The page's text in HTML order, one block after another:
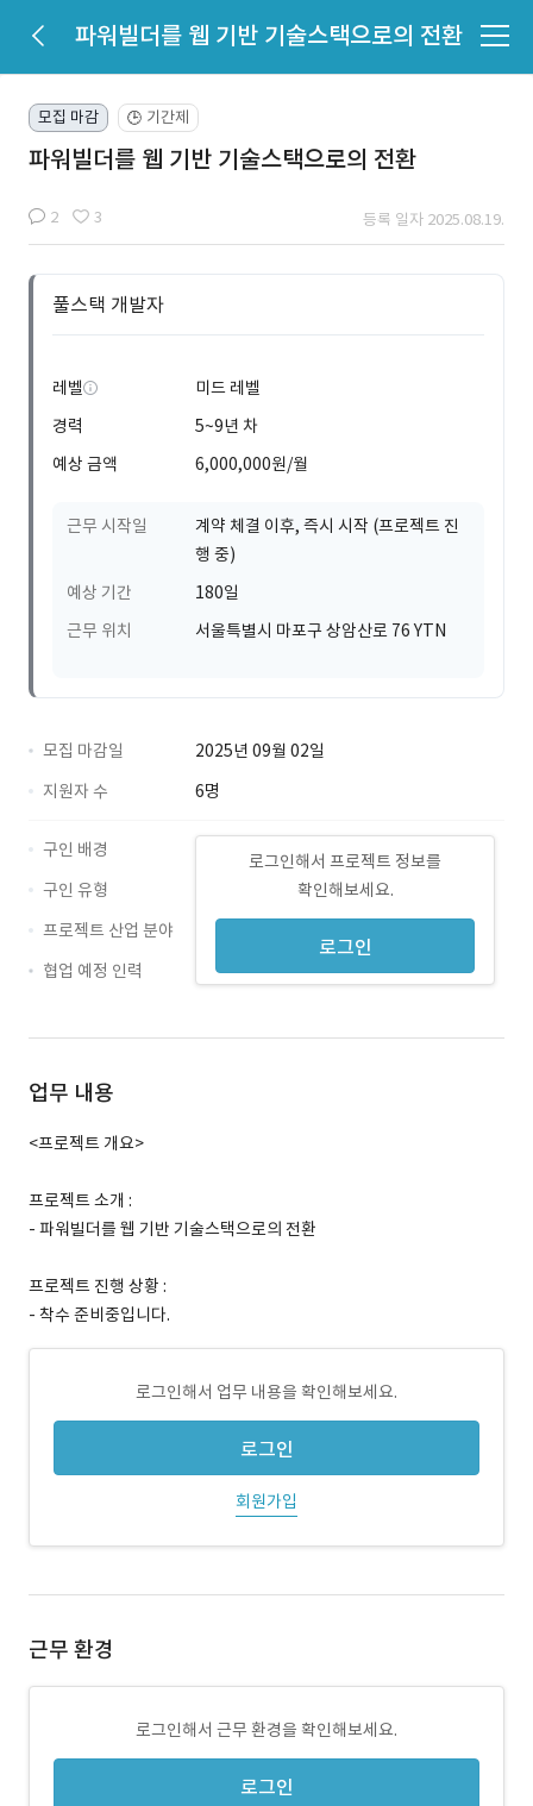
파워빌더를 웹 기반 기술스택으로의 전환
모집 마감 🕒 기간제
파워빌더를 웹 기반 기술스택으로의 전환
2 3 등록 일자 2025.08.19.
풀스택 개발자
레벨
미드 레벨
경력
5~9년 차
예상 금액
6,000,000원/월
근무 시작일
계약 체결 이후, 즉시 시작 (프로젝트 진
행 중)
예상 기간
180일
근무 위치
서울특별시 마포구 상암산로 76 YTN
모집 마감일
2025년 09월 02일
지원자 수
6명
로그인해서 프로젝트 정보를
확인해보세요.
로그인
구인 배경
구인 유형
프로젝트 산업 분야
협업 예정 인력
업무 내용
<프로젝트 개요>
프로젝트 소개 :
- 파워빌더를 웹 기반 기술스택으로의 전환
프로젝트 진행 상황 :
- 착수 준비중입니다.
로그인해서 업무 내용을 확인해보세요.
로그인
회원가입
근무 환경
로그인해서 근무 환경을 확인해보세요.
로그인